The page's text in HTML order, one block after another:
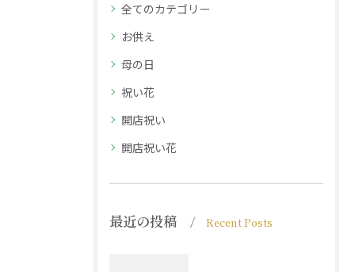
全てのカテゴリー
お供え
母の日
祝い花
開店祝い
開店祝い花
最近の投稿 Recent Posts